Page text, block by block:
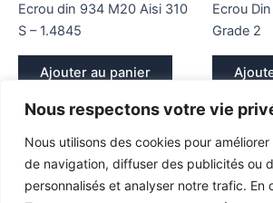
Nous respectons votre vie
Nous utilisons des cookies pour
de navigation, diffuser des publicités ou
personnalisés et analyser notre trafic. En
Ecrou din 934 M20 Aisi 310
S – 1.4845
Ajouter au panier
3,60€ TTC ( Remise sur quantité )
Ecrou
Grade 2
1,44€ TTC